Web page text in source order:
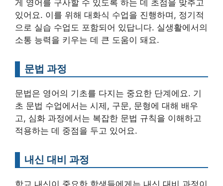
게 영어를 구사할 수 있도록 하는 데 초점을 맞추고
있어요. 이를 위해 대화식 수업을 진행하며, 정기적
으로 실습 수업도 포함되어 있답니다. 실생활에서의
소통 능력을 키우는 데 큰 도움이 돼요.
문법 과정
문법은 영어의 기초를 다지는 중요한 단계에요. 기
초 문법 수업에서는 시제, 구문, 문형에 대해 배우
고, 심화 과정에서는 복잡한 문법 규칙을 이해하고
적용하는 데 중점을 두고 있어요.
내신 대비 과정